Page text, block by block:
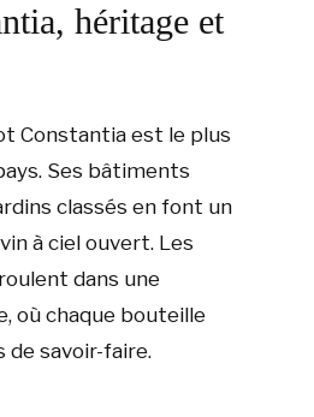
héritage et
Constantia est le plus
Ses bâtiments
classés en font un
à ciel ouvert. Les
dans une
où chaque bouteille
de savoir-faire.